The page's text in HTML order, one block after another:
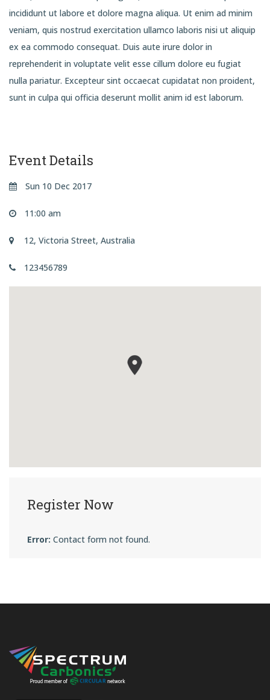
incididunt ut labore et dolore magna aliqua. Ut enim ad minim
veniam, quis nostrud exercitation ullamco laboris nisi ut aliquip
ex ea commodo consequat. Duis aute irure dolor in
reprehenderit in voluptate velit esse cillum dolore eu fugiat
nulla pariatur. Excepteur sint occaecat cupidatat non proident,
sunt in culpa qui officia deserunt mollit anim id est laborum.
Event Details
Sun 10 Dec 2017
11:00 am
12, Victoria Street, Australia
123456789
Register Now
Error: Contact form not found.